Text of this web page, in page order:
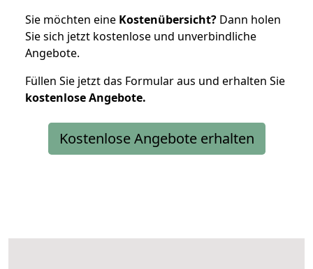
Sie möchten eine Kostenübersicht? Dann holen
Sie sich jetzt kostenlose und unverbindliche
Angebote.
Füllen Sie jetzt das Formular aus und erhalten Sie
kostenloseAngebote.
Kostenlose Angebote erhalten